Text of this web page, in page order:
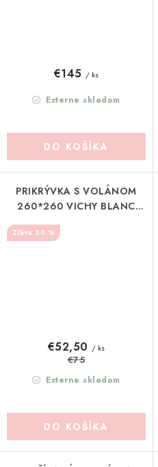
Externe skladom
€145 / ks
DO KOŠÍKA
PRIKRÝVKA S VOLÁNOM
260*260 VICHY BLANC
MARICLO (A3988899VE)
30 %
Externe skladom
€52,50 / ks
€75
DO KOŠÍKA